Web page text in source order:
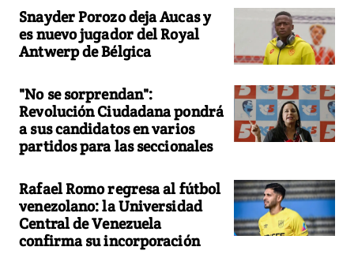
Snayder Porozo deja Aucas y
es nuevo jugador del Royal
Antwerp de Bélgica
"No se sorprendan":
Revolución Ciudadana pondrá
a sus candidatos en varios
partidos para las seccionales
Rafael Romo regresa al fútbol
venezolano: la Universidad
Central de Venezuela
confirma su incorporación